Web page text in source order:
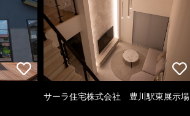
サーラ住宅株式会社 豊川駅東展示場